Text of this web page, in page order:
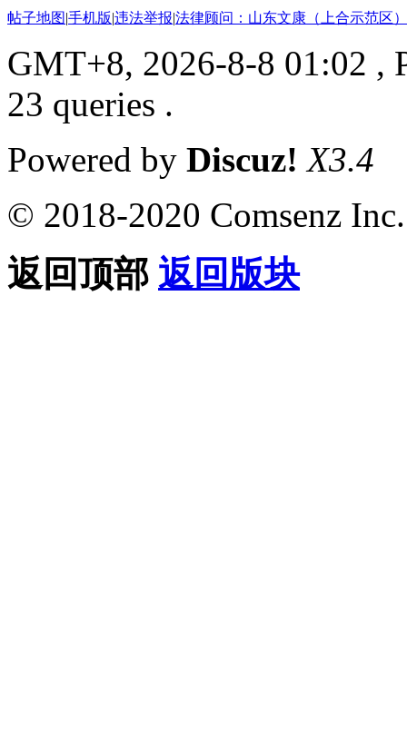
帖子地图|手机版|违法举报|法律顾问：山东文康（上合示范区
GMT+8, 2026-8-8 01:02 ,
23 queries .
Powered by Discuz! X3.4
© 2018-2020 Comsenz Inc.
返回顶部 返回版块